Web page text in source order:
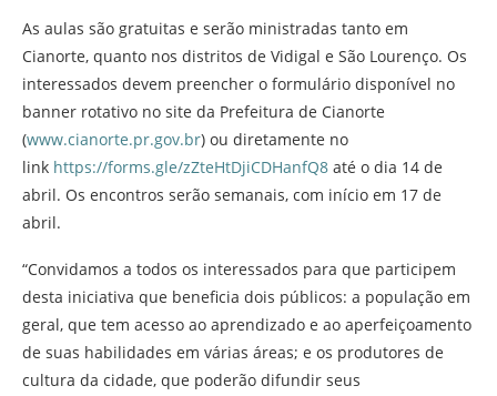
As aulas são gratuitas e serão ministradas tanto em
Cianorte, quanto nos distritos de Vidigal e São Lourenço. Os
interessados devem preencher o formulário disponível no
banner rotativo no site da Prefeitura de Cianorte
(www.cianorte.pr.gov.br) ou diretamente no
link https://forms.gle/zZteHtDjiCDHanfQ8 até o dia 14 de
abril. Os encontros serão semanais, com início em 17 de
abril.
“Convidamos a todos os interessados para que participem
desta iniciativa que beneficia dois públicos: a população em
geral, que tem acesso ao aprendizado e ao aperfeiçoamento
de suas habilidades em várias áreas; e os produtores de
cultura da cidade, que poderão difundir seus